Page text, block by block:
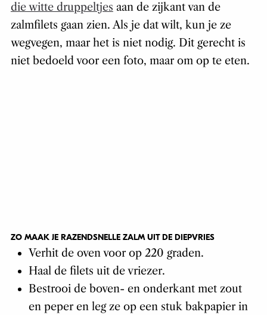
die witte druppeltjes aan de zijkant van de
zalmfilets gaan zien. Als je dat wilt, kun je ze
wegvegen, maar het is niet nodig. Dit gerecht is
niet bedoeld voor een foto, maar om op te eten.
ZO MAAK JE RAZENDSNELLE ZALM UIT DE DIEPVRIES
Verhit de oven voor op 220 graden.
Haal de filets uit de vriezer.
Bestrooi de boven- en onderkant met zout
en peper en leg ze op een stuk bakpapier in